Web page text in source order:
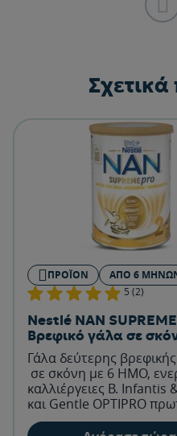
Σχετικά
ΠΡΟΪΌΝ ΑΠΌ 6
5 (2)
Nestlé NAN
Βρεφικό γάλα σε
Γάλα δεύτερης βρεφικής
σε σκόνη με 6 ΗΜΟ,
καλλιέργειες Β. Infantis
και Gentle OPTIPRO